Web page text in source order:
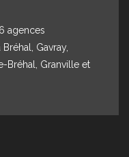
agences
Gavray,
Bréhal, Granville et